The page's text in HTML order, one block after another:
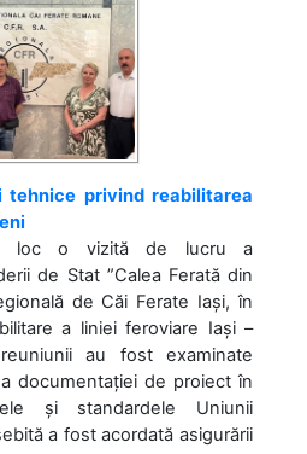
tehnice privind reabilitarea
loc o vizită de lucru a
de Stat ”Calea Ferată din
de Căi Ferate Iași, în
a liniei feroviare Iași –
au fost examinate
documentației de proiect în
și standardele Uniunii
a fost acordată asigurării